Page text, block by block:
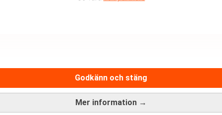
Mer information →
Godkänn och stäng
kronor på Madoff-skandalen.
lappen i New York Post.
är kostnadsfritt: